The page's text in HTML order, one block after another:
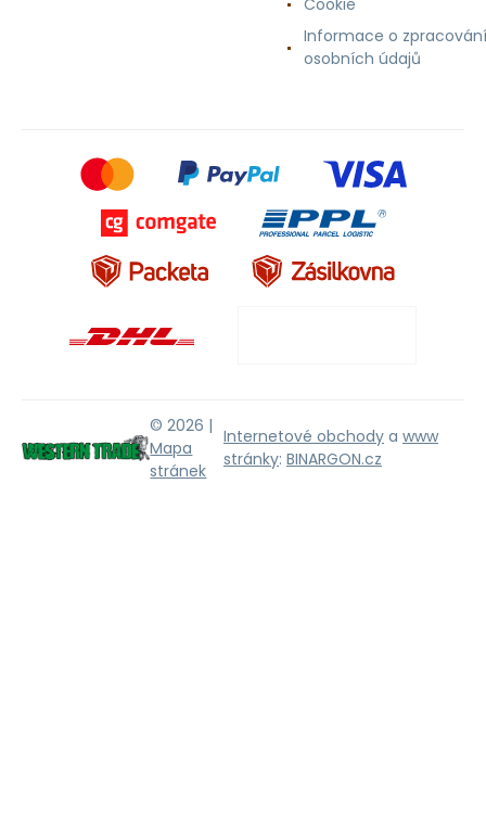
Cookie
Informace o zpracování
osobních údajů
© 2026 |
Mapa
stránek
Internetové obchody a www
stránky: BINARGON.cz